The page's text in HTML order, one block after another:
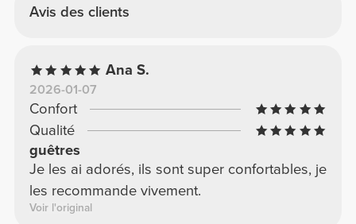
Avis des clients
Ana S.
2026-01-07
Confort
Qualité
guêtres
Je les ai adorés, ils sont super confortables, je
les recommande vivement.
Voir l'original